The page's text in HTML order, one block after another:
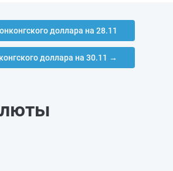
доллара на 28.11
доллара на 30.11 →